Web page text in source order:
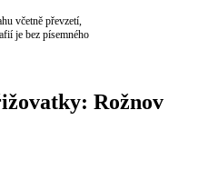
včetně převzetí,
je bez písemného
Rožnov